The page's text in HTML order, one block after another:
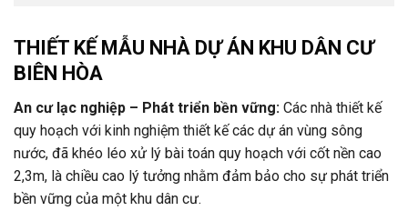
THIẾT KẾ MẪU NHÀ DỰ ÁN KHU DÂN CƯ
BIÊN HÒA
An cư lạc nghiệp – Phát triển bền vững: Các nhà thiết kế
quy hoạch với kinh nghiệm thiết kế các dự án vùng sông
nước, đã khéo léo xử lý bài toán quy hoạch với cốt nền cao
2,3m, là chiều cao lý tưởng nhằm đảm bảo cho sự phát triển
bền vững của một khu dân cư.